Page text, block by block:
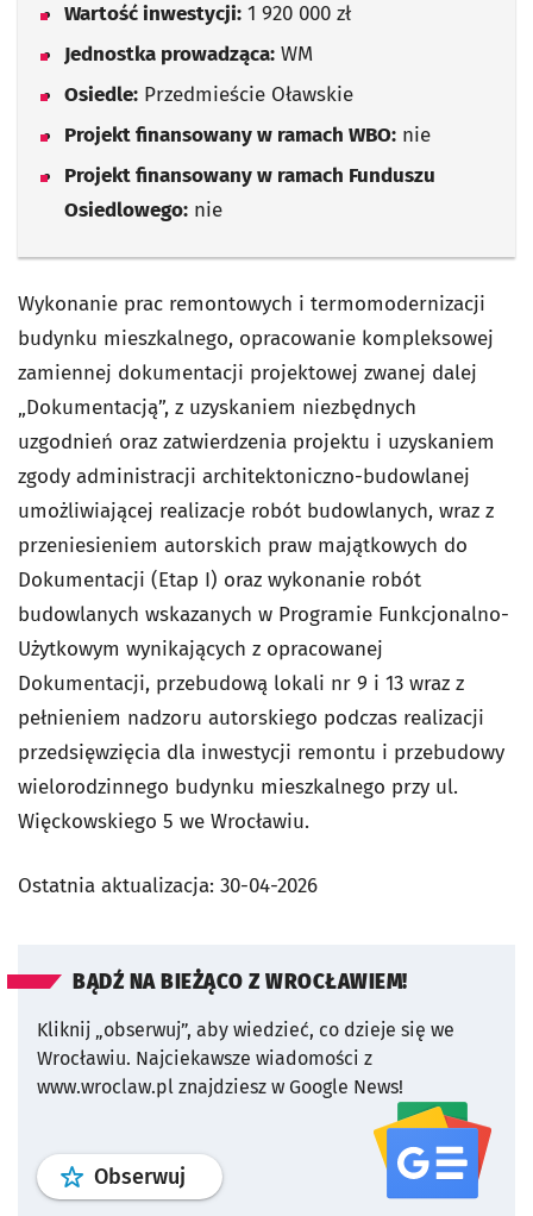
Wartość inwestycji: 1 920 000 zł
Jednostka prowadząca: WM
Osiedle: Przedmieście Oławskie
Projekt finansowany w ramach WBO: nie
Projekt finansowany w ramach Funduszu
Osiedlowego: nie
Wykonanie prac remontowych i termomodernizacji
budynku mieszkalnego, opracowanie kompleksowej
zamiennej dokumentacji projektowej zwanej dalej
„Dokumentacją”, z uzyskaniem niezbędnych
uzgodnień oraz zatwierdzenia projektu i uzyskaniem
zgody administracji architektoniczno-budowlanej
umożliwiającej realizacje robót budowlanych, wraz z
przeniesieniem autorskich praw majątkowych do
Dokumentacji (Etap I) oraz wykonanie robót
budowlanych wskazanych w Programie Funkcjonalno-
Użytkowym wynikających z opracowanej
Dokumentacji, przebudową lokali nr 9 i 13 wraz z
pełnieniem nadzoru autorskiego podczas realizacji
przedsięwzięcia dla inwestycji remontu i przebudowy
wielorodzinnego budynku mieszkalnego przy ul.
Więckowskiego 5 we Wrocławiu.
Ostatnia aktualizacja: 30-04-2026
BĄDŹ NA BIEŻĄCO Z WROCŁAWIEM!
Kliknij „obserwuj”, aby wiedzieć, co dzieje się we
Wrocławiu. Najciekawsze wiadomości z
www.wroclaw.pl znajdziesz w Google News!
Obserwuj profil serwisu